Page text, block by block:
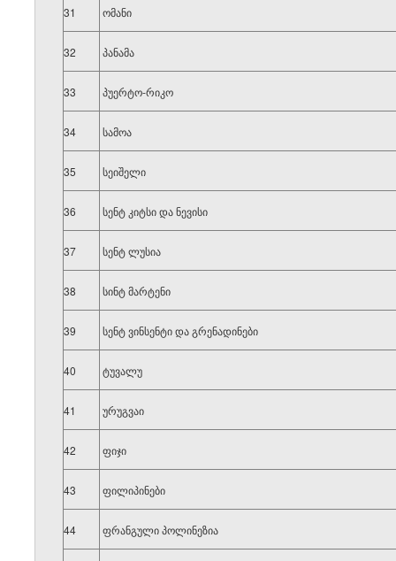
31 ომანი
32 პანამა
33 პუერტო-რიკო
34 სამოა
35 სეიშელი
36 სენტ კიტსი და ნევისი
37 სენტ ლუსია
38 სინტ მარტენი
39 სენტ ვინსენტი და გრენადინები
40 ტუვალუ
41 ურუგვაი
42 ფიჯი
43 ფილიპინები
44 ფრანგული პოლინეზია